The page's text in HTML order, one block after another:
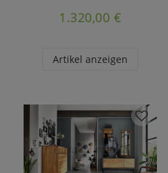
1.320,00 €
Artikel anzeigen